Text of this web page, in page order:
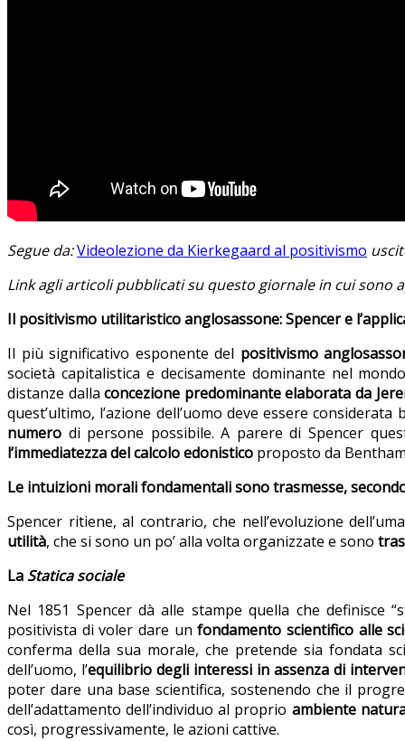
Segue da:Videolezione da Kierkegaard al positivismo
Link agli articoli pubblicati su questo giornale in cui
Il positivismo utilitaristico anglosassone: Spencer e
Il più significativo esponente del positivismo
società capitalistica e decisamente dominante nel
distanze dallaconcezione predominante elaborata da
quest’ultimo, l’azione dell’uomo deve essere
numero di persone possibile. A parere di Spencer
l’immediatezza del calcolo edonistico proposto da
Le intuizioni morali fondamentali sono trasmesse,
Spencer ritiene, al contrario, che nell’evoluzione
utilità, che si sono un po’ alla volta organizzate e sono
La Statica sociale
Nel 1851 Spencer dà alle stampe quella che definisce
positivista di voler dare un fondamento scientifico alle
conferma della sua morale, che pretende sia fondata
dell’uomo, l’equilibrio degli interessi in assenza di
poter dare una base scientifica, sostenendo che il
dell’adattamento dell’individuo al proprio ambiente
così, progressivamente, le azioni cattive.